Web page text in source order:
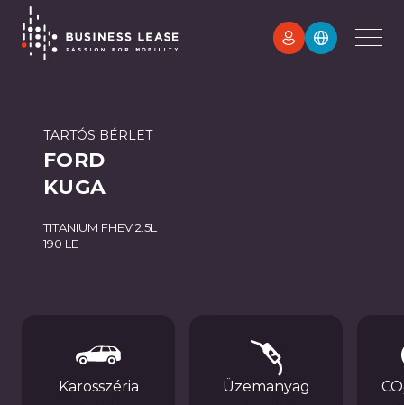
TARTÓS BÉRLET
FORD
KUGA
TITANIUM FHEV 2.5L
190 LE
Karosszéria
Üzemanyag
CO